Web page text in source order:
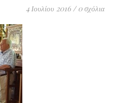
4 Ιουλίου 2016 / 0 σχόλια